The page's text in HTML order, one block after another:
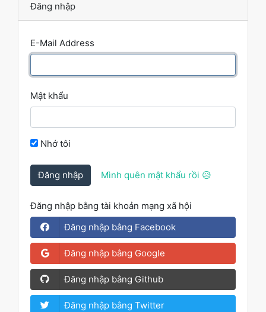
Đăng nhập
E-Mail Address
Mật khẩu
Nhớ tôi
Đăng nhập Mình quên mật khẩu rồi 😥
Đăng nhập bằng tài khoản mạng xã hội
Đăng nhập bằng Facebook
Đăng nhập bằng Google
Đăng nhập bằng Github
Đăng nhập bằng Twitter